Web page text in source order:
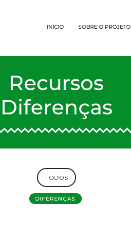
INÍCIO SOBRE O PROJETO
Recursos
Diferenças
TODOS
DIFERENÇAS